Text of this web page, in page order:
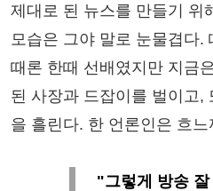
제대로 된 뉴스를 만들기 위
모습은 그야 말로 눈물겹다.
때론 한때 선배였지만 지금
된 사장과 드잡이를 벌이고,
을 흘린다. 한 언론인은 흐
"그렇게 방송